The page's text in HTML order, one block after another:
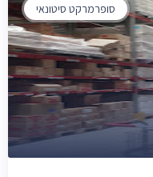
סופרמרקט סיטונאי